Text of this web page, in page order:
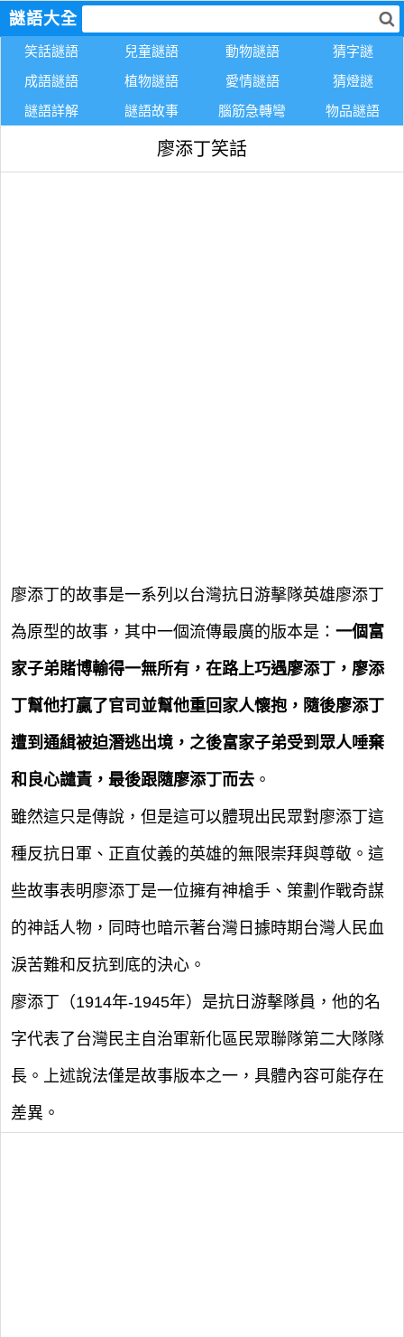
謎語大全
笑話謎語 兒童謎語 動物謎語
猜字謎
成語謎語
植物謎語 愛情謎語
猜燈謎
謎語詳解
謎語故事 腦筋急轉彎 物品謎語
廖添丁笑話
廖添丁的故事是一系列以台灣抗日游擊隊英雄廖添丁
為原型的故事，其中一個流傳最廣的版本是： 一個富
家子弟賭博輸得一無所有，在路上巧遇廖添丁，廖添
丁幫他打贏了官司並幫他重回家人懷抱，隨後廖添丁
遭到通緝被迫潛逃出境，之後富家子弟受到眾人唾棄
和良心譴責，最後跟隨廖添丁而去 。
雖然這只是傳說，但是這可以體現出民眾對廖添丁這
種反抗日軍、正直仗義的英雄的無限崇拜與尊敬。這
些故事表明廖添丁是一位擁有神槍手、策劃作戰奇謀
的神話人物，同時也暗示著台灣日據時期台灣人民血
淚苦難和反抗到底的決心。
廖添丁（1914年-1945年）是抗日游擊隊員，他的名
字代表了台灣民主自治軍新化區民眾聯隊第二大隊隊
長。上述說法僅是故事版本之一，具體內容可能存在
差異。